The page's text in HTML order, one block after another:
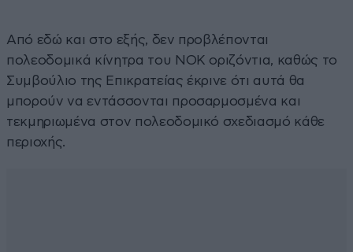
Από εδώ και στο εξής, δεν προβλέπονται
πολεοδομικά κίνητρα του ΝΟΚ οριζόντια, καθώς το
Συμβούλιο της Επικρατείας έκρινε ότι αυτά θα
μπορούν να εντάσσονται προσαρμοσμένα και
τεκμηριωμένα στον πολεοδομικό σχεδιασμό κάθε
περιοχής.